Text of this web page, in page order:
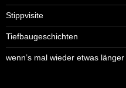
Stippvisite
Tiefbaugeschichten
wenn’s mal wieder etwas